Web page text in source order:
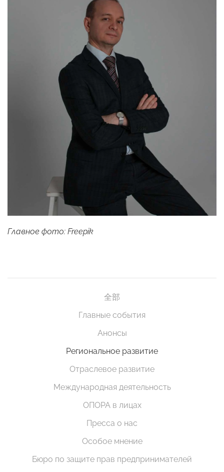
Главное фото: Freepik
全部
Главные события
Анонсы
Региональное развитие
Отраслевое развитие
Международная деятельность
ОПОРА в лицах
Пресса о нас
Особое мнение
Бюро по защите прав предпринимателей